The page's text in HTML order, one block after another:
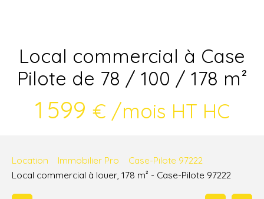
Local commercial à Case
Pilote de 78 / 100 / 178 m²
1 599 € /mois HT HC
Location Immobilier Pro
Case-Pilote 97222
Local commercial à louer, 178 m² - Case-Pilote 97222